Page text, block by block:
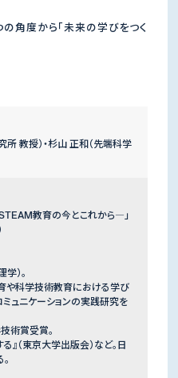
角度から「未来の学びをつく
所 教授）・杉山 正和（先端科学
教育の今とこれから―」
）。
や科学技術教育における学び
ミュニケーションの実践研究を
術賞受賞。
』（東京大学出版会）など。日